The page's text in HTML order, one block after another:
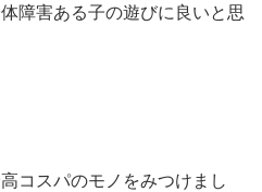
障害ある子の遊びに良いと思
コスパのモノをみつけまし